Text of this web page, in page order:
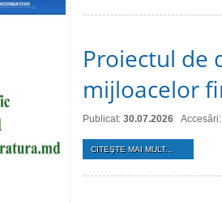
Proiectul de
mijloacelor
Publicat: 30.07.2026
CITEŞTE MAI MULT...